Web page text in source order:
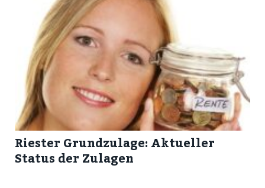
Riester Grundzulage: Aktueller
Status der Zulagen